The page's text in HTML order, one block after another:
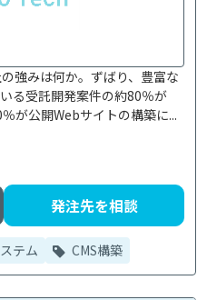
強みは何か。ずばり、豊富な
る受託開発案件の約80％が
が公開Webサイトの構築に...
発注先を相談
テム CMS構築